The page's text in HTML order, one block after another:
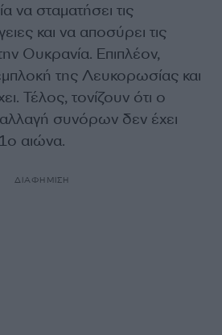
να σταματήσει τις
και να αποσύρει τις
Ουκρανία. Επιπλέον,
της Λευκορωσίας και
Τέλος, τονίζουν ότι ο
συνόρων δεν έχει
αιώνα.
ΔΙΑΦΗΜΙΣΗ